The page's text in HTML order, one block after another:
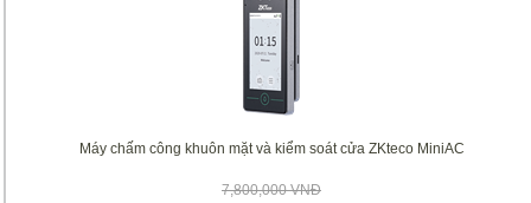
Máy chấm công khuôn mặt và kiểm soát cửa ZKteco MiniAC
7,800,000 VNĐ